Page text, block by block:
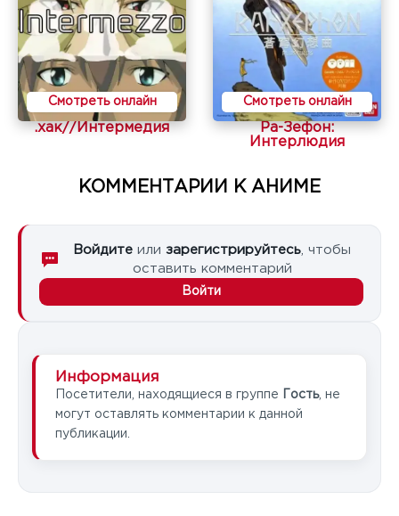
Смотреть онлайн
.хак//Интермедия
Смотреть онлайн
Ра-Зефон:
Интерлюдия
КОММЕНТАРИИ К АНИМЕ
Войдите или зарегистрируйтесь , чтобы
оставить комментарий
Войти
Информация
Посетители, находящиеся в группе Гость, не
могут оставлять комментарии к данной
публикации.